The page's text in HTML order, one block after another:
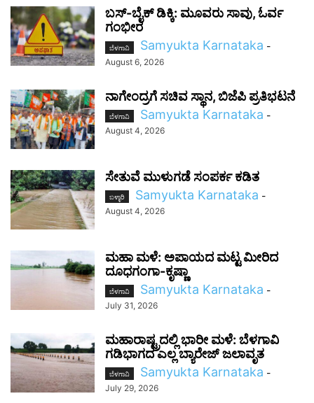
ಬಸ್-ಬೈಕ್ ಡಿಕ್ಕಿ: ಮೂವರು ಸಾವು, ಓರ್ವ
ಗಂಭೀರ
ಬೆಳಗಾವಿ Samyukta Karnataka -
August 6, 2026
ನಾಗೇಂದ್ರಗೆ ಸಚಿವ ಸ್ಥಾನ, ಬಿಜೆಪಿ ಪ್ರತಿಭಟನೆ
ಬೆಳಗಾವಿ Samyukta Karnataka -
August 4, 2026
ಸೇತುವೆ ಮುಳುಗಡೆ ಸಂಪರ್ಕ ಕಡಿತ
ಬಳ್ಳಾರಿ Samyukta Karnataka -
August 4, 2026
ಮಹಾ ಮಳೆ: ಅಪಾಯದ ಮಟ್ಟ ಮೀರಿದ
ದೂಧಗಂಗಾ-ಕೃಷ್ಣಾ
ಬೆಳಗಾವಿ Samyukta Karnataka -
July 31, 2026
ಮಹಾರಾಷ್ಟ್ರದಲ್ಲಿ ಭಾರೀ ಮಳೆ: ಬೆಳಗಾವಿ
ಗಡಿಭಾಗದ ಎಲ್ಲ ಬ್ಯಾರೇಜ್ ಜಲಾವೃತ
ಬೆಳಗಾವಿ Samyukta Karnataka -
July 29, 2026